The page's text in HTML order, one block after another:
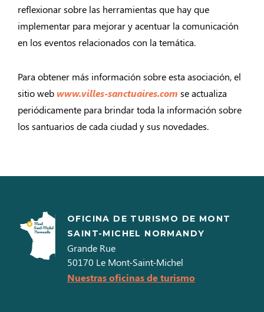
reflexionar sobre las herramientas que hay que
implementar para mejorar y acentuar la comunicación
en los eventos relacionados con la temática.
Para obtener más información sobre esta asociación, el
sitio web www.villes-sanctuaires.com se actualiza
periódicamente para brindar toda la información sobre
los santuarios de cada ciudad y sus novedades.
OFICINA DE TURISMO DE MONT
SAINT-MICHEL NORMANDY
Grande Rue
50170 Le Mont-Saint-Michel
Nuestras oficinas de turismo